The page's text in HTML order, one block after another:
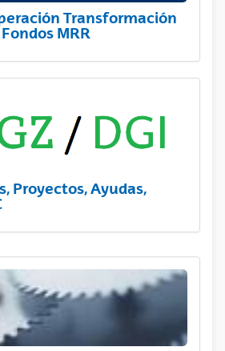
Transformación
MRR
Proyectos, Ayudas,